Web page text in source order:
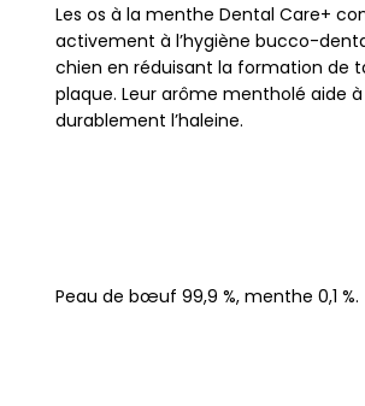
Les os à la menthe Dental Care+
activement à l’hygiène bucco-
chien en réduisant la formation de
plaque. Leur arôme mentholé aide
durablement l’haleine.
Peau de bœuf 99,9 %, menthe 0,1 %.